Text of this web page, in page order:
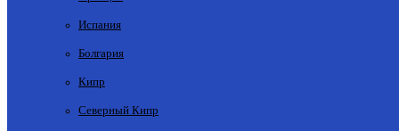
Испания
Болгария
Кипр
Северный Кипр